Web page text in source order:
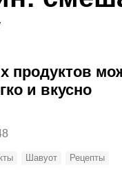
и вкусно
Шавуот Рецепты